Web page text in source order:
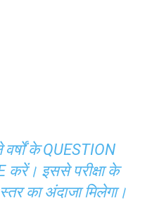
के QUESTION
करें। इससे परीक्षा के
का अंदाजा मिलेगा।